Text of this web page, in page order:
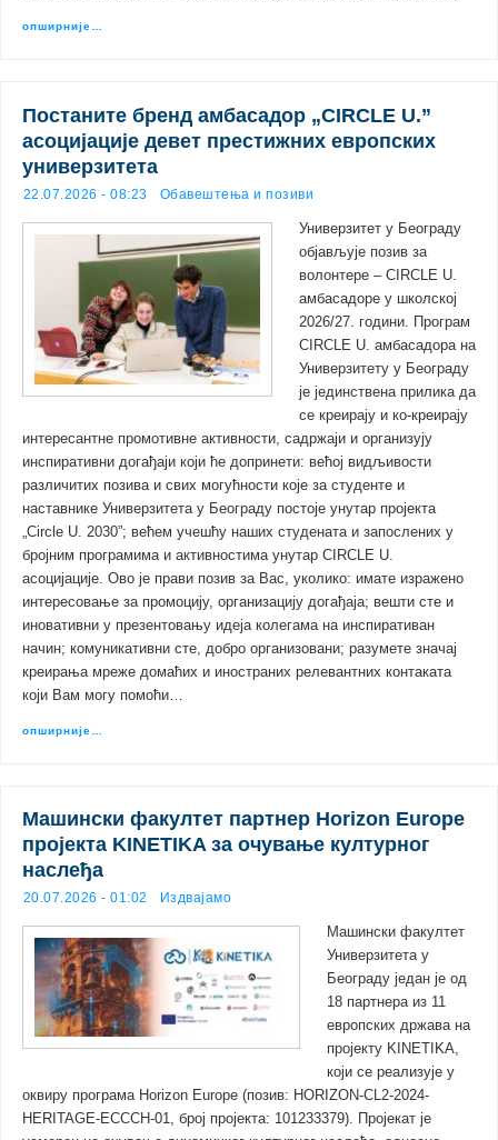
опширније…
Постаните бренд амбасадор „CIRCLE U.”
асоцијације девет престижних европских
универзитета
22.07.2026 - 08:23 Обавештења и позиви
Универзитет у Београду
објављује позив за
волонтере – CIRCLE U.
амбасадоре у школској
2026/27. години. Програм
CIRCLE U. амбасадора на
Универзитету у Београду
је јединствена прилика да
се креирају и ко-креирају
интересантне промотивне активности, садржаји и организују
инспиративни догађаји који ће допринети: већој видљивости
различитих позива и свих могућности које за студенте и
наставнике Универзитета у Београду постоје унутар пројекта
„Circle U. 2030”; већем учешћу наших студената и запослених у
бројним програмима и активностима унутар CIRCLE U.
асоцијације. Ово је прави позив за Вас, уколико: имате изражено
интересовање за промоцију, организацију догађаја; вешти сте и
иновативни у презентовању идеја колегама на инспиративан
начин; комуникативни сте, добро организовани; разумете значај
креирања мреже домаћих и иностраних релевантних контаката
који Вам могу помоћи…
опширније…
Машински факултет партнер Horizon Europe
пројекта KINETIKA за очување културног
наслеђа
20.07.2026 - 01:02 Издвајамо
Машински факултет
Универзитета у
Београду један је од
18 партнера из 11
европских држава на
пројекту KINETIKA,
који се реализује у
оквиру програма Horizon Europe (позив: HORIZON-CL2-2024-
HERITAGE-ECCCH-01, број пројекта: 101233379). Пројекат је